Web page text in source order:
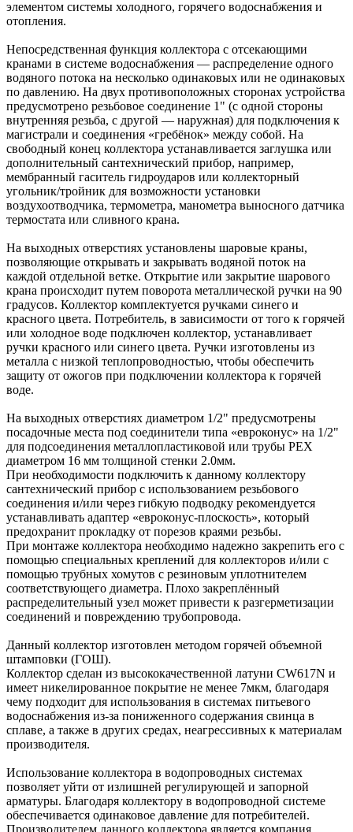
элементом системы холодного, горячего водоснабжения и
отопления.
Непосредственная функция коллектора с отсекающими
кранами в системе водоснабжения — распределение одного
водяного потока на несколько одинаковых или не одинаковых
по давлению. На двух противоположных сторонах устройства
предусмотрено резьбовое соединение 1" (с одной стороны
внутренняя резьба, с другой — наружная) для подключения к
магистрали и соединения «гребёнок» между собой. На
свободный конец коллектора устанавливается заглушка или
дополнительный сантехнический прибор, например,
мембранный гаситель гидроударов или коллекторный
угольник/тройник для возможности установки
воздухоотводчика, термометра, манометра выносного датчика
термостата или сливного крана.
На выходных отверстиях установлены шаровые краны,
позволяющие открывать и закрывать водяной поток на
каждой отдельной ветке. Открытие или закрытие шарового
крана происходит путем поворота металлической ручки на 90
градусов. Коллектор комплектуется ручками синего и
красного цвета. Потребитель, в зависимости от того к горячей
или холодное воде подключен коллектор, устанавливает
ручки красного или синего цвета. Ручки изготовлены из
металла с низкой теплопроводностью, чтобы обеспечить
защиту от ожогов при подключении коллектора к горячей
воде.
На выходных отверстиях диаметром 1/2" предусмотрены
посадочные места под соединители типа «евроконус» на 1/2"
для подсоединения металлопластиковой или трубы PEX
диаметром 16 мм толщиной стенки 2.0мм.
При необходимости подключить к данному коллектору
сантехнический прибор с использованием резьбового
соединения и/или через гибкую подводку рекомендуется
устанавливать адаптер «евроконус-плоскость», который
предохранит прокладку от порезов краями резьбы.
При монтаже коллектора необходимо надежно закрепить его с
помощью специальных креплений для коллекторов и/или с
помощью трубных хомутов с резиновым уплотнителем
соответствующего диаметра. Плохо закреплённый
распределительный узел может привести к разгерметизации
соединений и повреждению трубопровода.
Данный коллектор изготовлен методом горячей объемной
штамповки (ГОШ).
Коллектор сделан из высококачественной латуни CW617N и
имеет никелированное покрытие не менее 7мкм, благодаря
чему подходит для использования в системах питьевого
водоснабжения из-за пониженного содержания свинца в
сплаве, а также в других средах, неагрессивных к материалам
производителя.
Использование коллектора в водопроводных системах
позволяет уйти от излишней регулирующей и запорной
арматуры. Благодаря коллектору в водопроводной системе
обеспечивается одинаковое давление для потребителей.
Производителем данного коллектора является компания